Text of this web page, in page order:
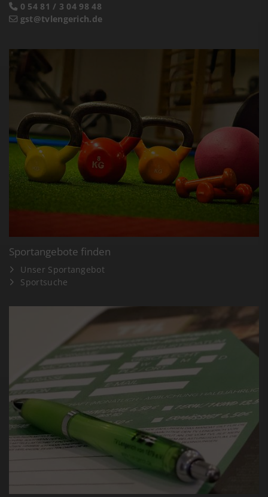
0 54 81 / 3 04 98 48
gst@tvlengerich.de
Sportangebote finden
Unser Sportangebot
Sportsuche